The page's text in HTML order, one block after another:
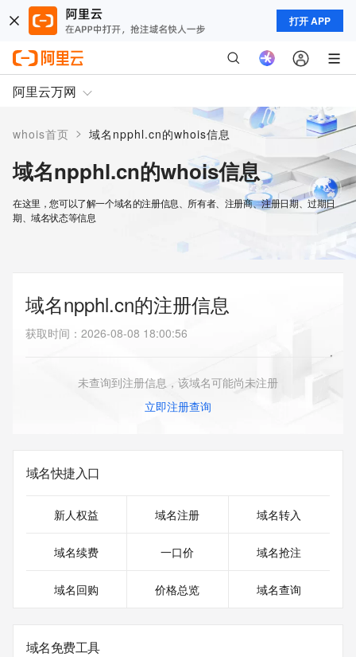
打开 APP
阿里云万网
whois首页 > 域名npphl.cn的whois信息
域名npphl.cn的whois信息
在这里，您可以了解一个域名的注册信息、所有者、注册商、注册日期、过期日
期、域名状态等信息
域名npphl.cn的注册信息
获取时间 ： 2026-08-08 18:00:56
未查询到注册信息，该域名可能尚未注册
立即注册查询
域名快捷入口
新人权益 域名注册 域名转入
域名续费 一口价 域名抢注
域名回购 价格总览 域名查询
域名免费工具